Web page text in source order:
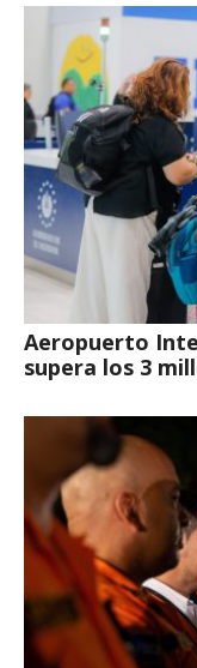
Aeropuerto
supera los 3